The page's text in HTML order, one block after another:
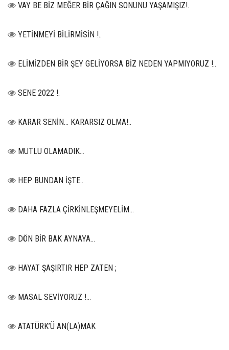
VAY BE BİZ MEĞER BİR ÇAĞIN SONUNU YAŞAMIŞIZ!.
YETİNMEYİ BİLİRMİSİN !..
ELİMİZDEN BİR ŞEY GELİYORSA BİZ NEDEN YAPMIYORUZ !..
SENE 2022 !.
KARAR SENİN… KARARSIZ OLMA!..
MUTLU OLAMADIK…
HEP BUNDAN İŞTE..
DAHA FAZLA ÇİRKİNLEŞMEYELİM…
DÖN BİR BAK AYNAYA...
HAYAT ŞAŞIRTIR HEP ZATEN ;
MASAL SEVİYORUZ !...
ATATÜRK’Ü AN(LA)MAK